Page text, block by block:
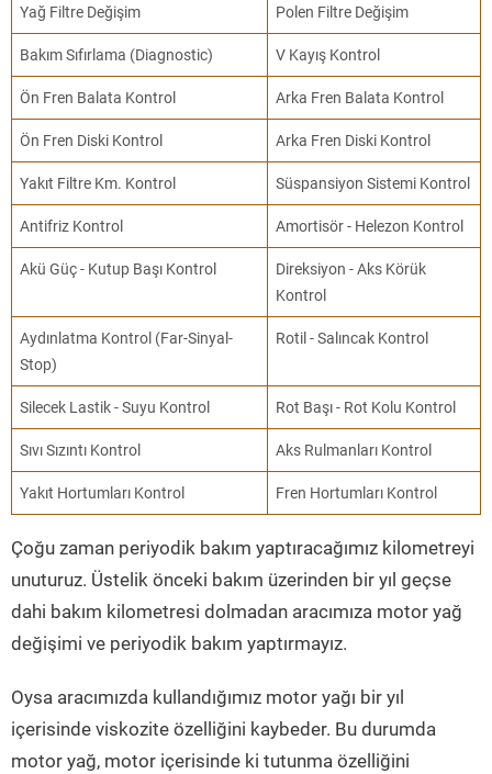
Yağ Filtre Değişim Polen Filtre Değişim
Bakım Sıfırlama (Diagnostic) V Kayış Kontrol
Ön Fren Balata Kontrol Arka Fren Balata Kontrol
Ön Fren Diski Kontrol Arka Fren Diski Kontrol
Yakıt Filtre Km. Kontrol Süspansiyon Sistemi Kontrol
Antifriz Kontrol Amortisör - Helezon Kontrol
Akü Güç - Kutup Başı Kontrol
Direksiyon - Aks Körük
Kontrol
Aydınlatma Kontrol (Far-Sinyal-
Stop)
Rotil - Salıncak Kontrol
Silecek Lastik - Suyu Kontrol Rot Başı - Rot Kolu Kontrol
Sıvı Sızıntı Kontrol Aks Rulmanları Kontrol
Yakıt Hortumları Kontrol Fren Hortumları Kontrol
Çoğu zaman periyodik bakım yaptıracağımız kilometreyi
unuturuz. Üstelik önceki bakım üzerinden bir yıl geçse
dahi bakım kilometresi dolmadan aracımıza motor yağ
değişimi ve periyodik bakım yaptırmayız.
Oysa aracımızda kullandığımız motor yağı bir yıl
içerisinde viskozite özelliğini kaybeder. Bu durumda
motor yağ, motor içerisinde ki tutunma özelliğini